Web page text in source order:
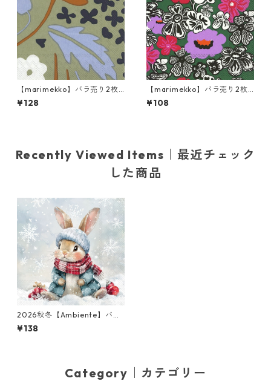
【marimekko】バラ売り2枚
ランチサイズ ペーパーナプキ
ン SUVI グリーン
¥128
【marimekko】バラ売り2枚
カクテルサイズ ペーパーナプ
キン KAUKOKAIPUU ダークグ
¥108
Recently Viewed Items｜最近チェック
した商品
2026秋冬【Ambiente】バラ
売り2枚 ランチサイズ ペーパ
ーナプキン Bugsy ライトグレ
¥138
Category｜カテゴリー